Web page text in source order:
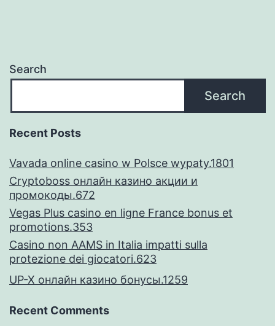
Search
Search
Recent Posts
Vavada online casino w Polsce wypaty.1801
Cryptoboss онлайн казино акции и
промокоды.672
Vegas Plus casino en ligne France bonus et
promotions.353
Casino non AAMS in Italia impatti sulla
protezione dei giocatori.623
UP-X онлайн казино бонусы.1259
Recent Comments